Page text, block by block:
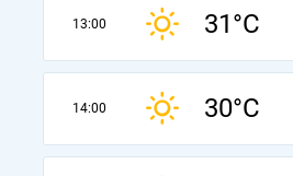
13:00 31°C
14:00 30°C